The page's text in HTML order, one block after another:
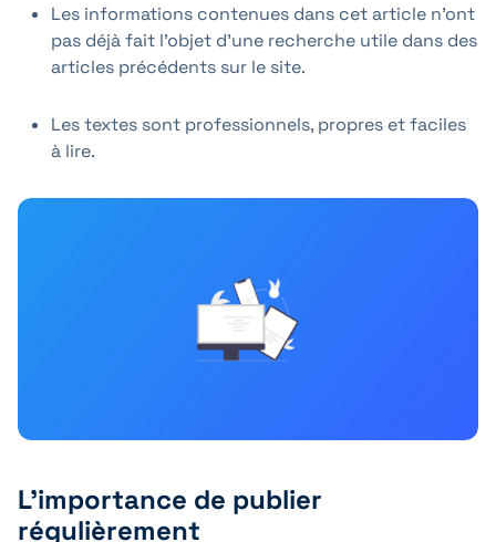
Les informations contenues dans cet article n'ont
pas déjà fait l'objet d'une recherche utile dans des
articles précédents sur le site.
Les textes sont professionnels, propres et faciles
à lire.
L'importance de publier
régulièrement